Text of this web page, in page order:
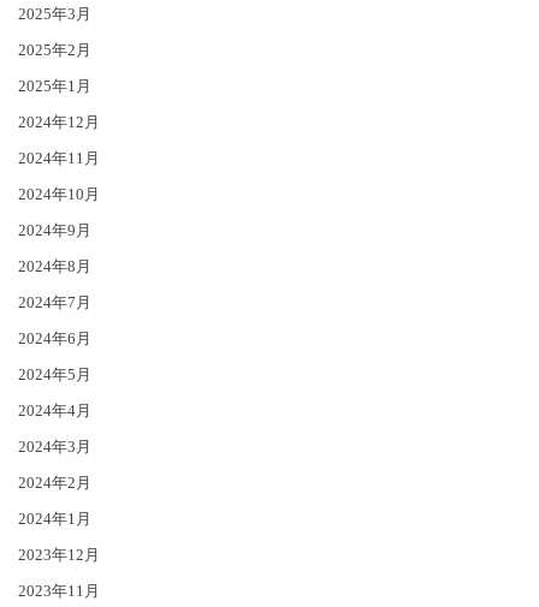
2025年3月
2025年2月
2025年1月
2024年12月
2024年11月
2024年10月
2024年9月
2024年8月
2024年7月
2024年6月
2024年5月
2024年4月
2024年3月
2024年2月
2024年1月
2023年12月
2023年11月